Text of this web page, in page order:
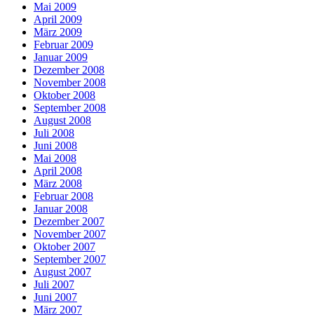
Mai 2009
April 2009
März 2009
Februar 2009
Januar 2009
Dezember 2008
November 2008
Oktober 2008
September 2008
August 2008
Juli 2008
Juni 2008
Mai 2008
April 2008
März 2008
Februar 2008
Januar 2008
Dezember 2007
November 2007
Oktober 2007
September 2007
August 2007
Juli 2007
Juni 2007
März 2007